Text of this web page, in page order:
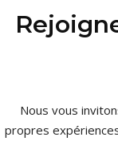
Nous vous
propres